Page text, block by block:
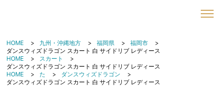
HOME 九州・沖縄地方 福岡県
福岡市
ダンスウィズドラゴン スカート 白 サイドリブ レディース
HOME
スカート
ダンスウィズドラゴン スカート 白 サイドリブ レディース
HOME
た
ダンスウィズドラゴン
ダンスウィズドラゴン スカート 白 サイドリブ レディース